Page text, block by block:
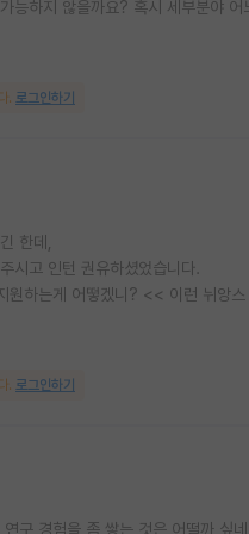
능하지 않을까요? 혹시 세부분야
. 로그인하기
한데,
시고 인턴 권유하셨었습니다.
원하는게 어떻겠니? << 이런 뉘앙스
. 로그인하기
구 경험을 좀 쌓는 것은 어떨까 싶네